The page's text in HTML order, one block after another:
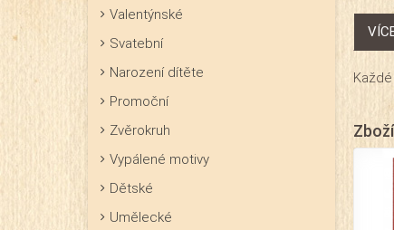
Valentýnské
Svatební
Narození dítěte
Promoční
Zvěrokruh
Vypálené motivy
Dětské
Umělecké